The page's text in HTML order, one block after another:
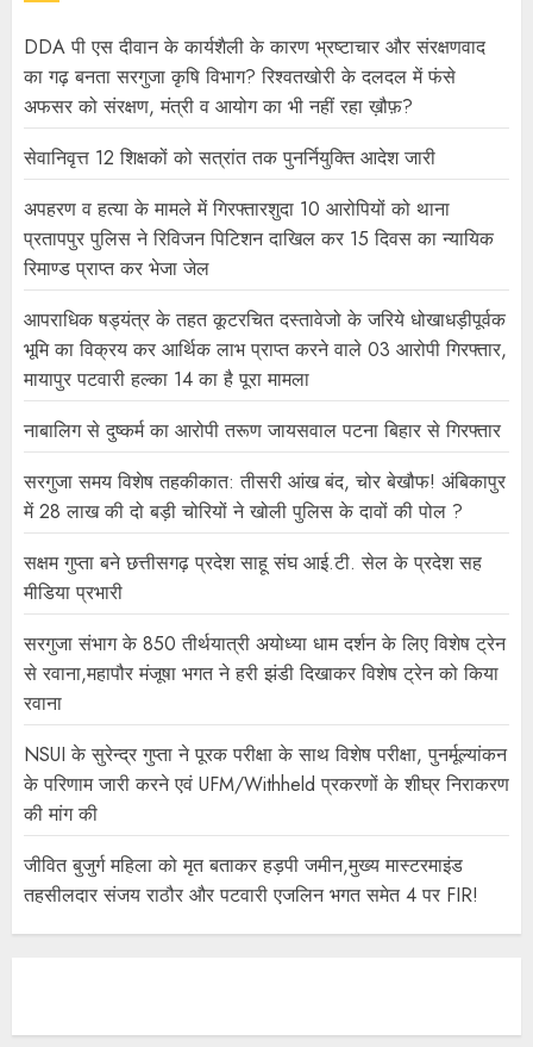
DDA पी एस दीवान के कार्यशैली के कारण भ्रष्टाचार और संरक्षणवाद
का गढ़ बनता सरगुजा कृषि विभाग? रिश्वतखोरी के दलदल में फंसे
अफसर को संरक्षण, मंत्री व आयोग का भी नहीं रहा ख़ौफ़?
सेवानिवृत्त 12 शिक्षकों को सत्रांत तक पुनर्नियुक्ति आदेश जारी
अपहरण व हत्या के मामले में गिरफ्तारशुदा 10 आरोपियों को थाना
प्रतापपुर पुलिस ने रिविजन पिटिशन दाखिल कर 15 दिवस का न्यायिक
रिमाण्ड प्राप्त कर भेजा जेल
आपराधिक षड्यंत्र के तहत कूटरचित दस्तावेजो के जरिये धोखाधड़ीपूर्वक
भूमि का विक्रय कर आर्थिक लाभ प्राप्त करने वाले 03 आरोपी गिरफ्तार,
मायापुर पटवारी हल्का 14 का है पूरा मामला
नाबालिग से दुष्कर्म का आरोपी तरूण जायसवाल पटना बिहार से गिरफ्तार
सरगुजा समय विशेष तहकीकात: तीसरी आंख बंद, चोर बेखौफ! अंबिकापुर
में 28 लाख की दो बड़ी चोरियों ने खोली पुलिस के दावों की पोल ?
सक्षम गुप्ता बने छत्तीसगढ़ प्रदेश साहू संघ आई.टी. सेल के प्रदेश सह
मीडिया प्रभारी
सरगुजा संभाग के 850 तीर्थयात्री अयोध्या धाम दर्शन के लिए विशेष ट्रेन
से रवाना,महापौर मंजूषा भगत ने हरी झंडी दिखाकर विशेष ट्रेन को किया
रवाना
NSUI के सुरेन्द्र गुप्ता ने पूरक परीक्षा के साथ विशेष परीक्षा, पुनर्मूल्यांकन
के परिणाम जारी करने एवं UFM/Withheld प्रकरणों के शीघ्र निराकरण
की मांग की
जीवित बुजुर्ग महिला को मृत बताकर हड़पी जमीन,मुख्य मास्टरमाइंड
तहसीलदार संजय राठौर और पटवारी एजलिन भगत समेत 4 पर FIR!